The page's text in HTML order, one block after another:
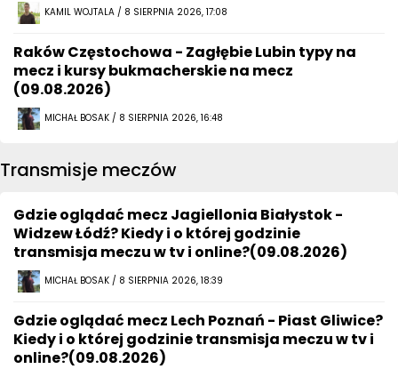
KAMIL WOJTALA / 8 SIERPNIA 2026, 17:08
Raków Częstochowa - Zagłębie Lubin typy na
mecz i kursy bukmacherskie na mecz
(09.08.2026)
MICHAŁ BOSAK / 8 SIERPNIA 2026, 16:48
Transmisje meczów
Gdzie oglądać mecz Jagiellonia Białystok -
Widzew Łódź? Kiedy i o której godzinie
transmisja meczu w tv i online?(09.08.2026)
MICHAŁ BOSAK / 8 SIERPNIA 2026, 18:39
Gdzie oglądać mecz Lech Poznań - Piast Gliwice?
Kiedy i o której godzinie transmisja meczu w tv i
online?(09.08.2026)